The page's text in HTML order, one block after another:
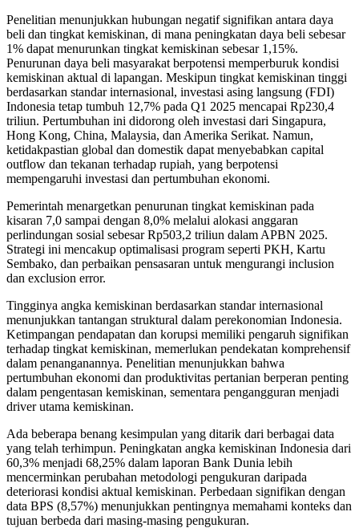
Penelitian menunjukkan hubungan negatif signifikan antara daya
beli dan tingkat kemiskinan, di mana peningkatan daya beli sebesar
1% dapat menurunkan tingkat kemiskinan sebesar 1,15%.
Penurunan daya beli masyarakat berpotensi memperburuk kondisi
kemiskinan aktual di lapangan. Meskipun tingkat kemiskinan tinggi
berdasarkan standar internasional, investasi asing langsung (FDI)
Indonesia tetap tumbuh 12,7% pada Q1 2025 mencapai Rp230,4
triliun. Pertumbuhan ini didorong oleh investasi dari Singapura,
Hong Kong, China, Malaysia, dan Amerika Serikat. Namun,
ketidakpastian global dan domestik dapat menyebabkan capital
outflow dan tekanan terhadap rupiah, yang berpotensi
mempengaruhi investasi dan pertumbuhan ekonomi.
Pemerintah menargetkan penurunan tingkat kemiskinan pada
kisaran 7,0 sampai dengan 8,0% melalui alokasi anggaran
perlindungan sosial sebesar Rp503,2 triliun dalam APBN 2025.
Strategi ini mencakup optimalisasi program seperti PKH, Kartu
Sembako, dan perbaikan pensasaran untuk mengurangi inclusion
dan exclusion error.
Tingginya angka kemiskinan berdasarkan standar internasional
menunjukkan tantangan struktural dalam perekonomian Indonesia.
Ketimpangan pendapatan dan korupsi memiliki pengaruh signifikan
terhadap tingkat kemiskinan, memerlukan pendekatan komprehensif
dalam penanganannya. Penelitian menunjukkan bahwa
pertumbuhan ekonomi dan produktivitas pertanian berperan penting
dalam pengentasan kemiskinan, sementara pengangguran menjadi
driver utama kemiskinan.
Ada beberapa benang kesimpulan yang ditarik dari berbagai data
yang telah terhimpun. Peningkatan angka kemiskinan Indonesia dari
60,3% menjadi 68,25% dalam laporan Bank Dunia lebih
mencerminkan perubahan metodologi pengukuran daripada
deteriorasi kondisi aktual kemiskinan. Perbedaan signifikan dengan
data BPS (8,57%) menunjukkan pentingnya memahami konteks dan
tujuan berbeda dari masing-masing pengukuran.